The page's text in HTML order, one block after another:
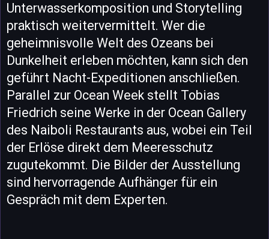
Unterwasserkomposition und Storytelling
praktisch weitervermittelt. Wer die
geheimnisvolle Welt des Ozeans bei
Dunkelheit erleben möchten, kann sich den
geführt Nacht-Expeditionen anschließen.
Parallel zur Ocean Week stellt Tobias
Friedrich seine Werke in der Ocean Gallery
des Naiboli Restaurants aus, wobei ein Teil
der Erlöse direkt dem Meeresschutz
zugutekommt. Die Bilder der Ausstellung
sind hervorragende Aufhänger für ein
Gespräch mit dem Experten.